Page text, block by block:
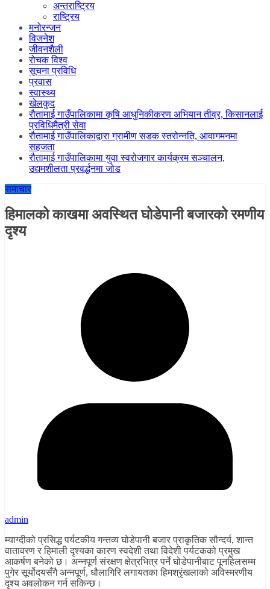
अन्तराष्ट्रिय
राष्ट्रिय
मनोरन्जन
विजनेश
जीवनशैली
रोचक विश्व
सूचना प्रविधि
प्रवास
स्वास्थ्य
खेलकुद
रौतामाई गाउँपालिकामा कृषि आधुनिकीकरण अभियान तीव्र, किसानलाई
प्रविधिमैत्री सेवा
रौतामाई गाउँपालिकाद्वारा ग्रामीण सडक स्तरोन्नति, आवागमनमा
सहजता
रौतामाई गाउँपालिकामा युवा स्वरोजगार कार्यक्रम सञ्चालन,
उद्यमशीलता प्रवर्द्धनमा जोड
समाचार
हिमालको काखमा अवस्थित घोडेपानी बजारको रमणीय
दृश्य
admin
म्याग्दीको प्रसिद्ध पर्यटकीय गन्तव्य घोडेपानी बजार प्राकृतिक सौन्दर्य, शान्त
वातावरण र हिमाली दृश्यका कारण स्वदेशी तथा विदेशी पर्यटकको प्रमुख
आकर्षण बनेको छ। अन्नपूर्ण संरक्षण क्षेत्रभित्र पर्ने घोडेपानीबाट पूनहिलसम्म
पुगेर सूर्योदयसँगै अन्नपूर्ण, धौलागिरि लगायतका हिमश्रृंखलाको अविस्मरणीय
दृश्य अवलोकन गर्न सकिन्छ।